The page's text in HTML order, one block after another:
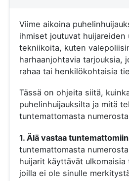
Viime aikoina
ihmiset joutuvat
tekniikoita, kuten
harhaanjohtavia tarjouksia,
rahaa tai henkilökohtaisia
Tässä on ohjeita siitä,
puhelinhuijauksilta ja mitä
tuntemattomasta
1. Älä vastaa
tuntemattomasta
huijarit käyttävät
joilla ei ole sinulle